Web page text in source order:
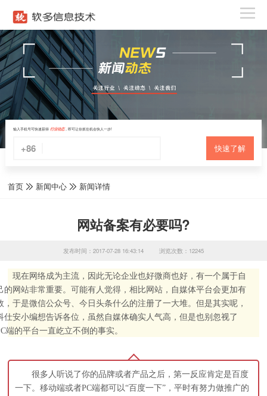
输入手机号可快速获得 行业动态，即可让你抓住机会快人一步!
+86 快速了解
首页 新闻中心 新闻详情
网站备案有必要吗?
发布时间：2017-07-28 16:43:14 浏览次数：12245
现在网络成为主流，因此无论企业也好微商也好，有一个属于自
的网站非常重要。可能有人觉得，相比网站，自媒体平台会更加有
，于是微信公众号、今日头条什么的注册了一大堆。但是其实呢，
仕安小编想告诉各位，虽然自媒体确实人气高，但是也别忽视了
端的平台一直屹立不倒的事实。
很多人听说了你的品牌或者产品之后，第一反应肯定是百度
一下。移动端或者PC端都可以“百度一下”，平时有努力做推广的